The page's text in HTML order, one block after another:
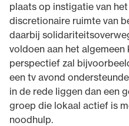
plaats op instigatie van
discretionaire ruimte van
daarbij
voldoen aan het
perspectief zal
een tv avond
in de rede liggen dan een
groep die lokaal actief is
noodhulp.